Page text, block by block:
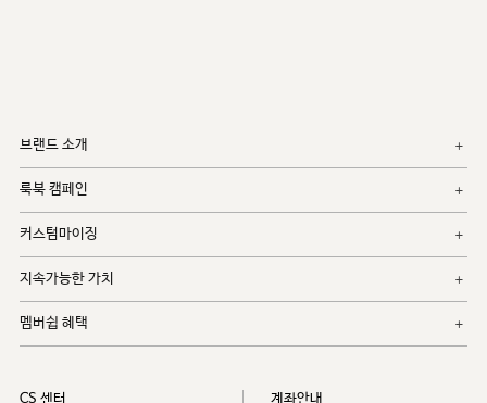
브랜드 소개
룩북 캠페인
커스텀마이징
지속가능한 가치
멤버쉽 혜택
CS 센터 계좌안내